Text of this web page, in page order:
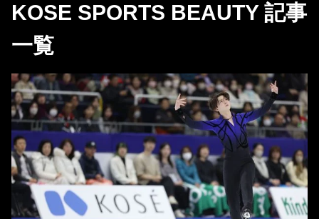
KOSE SPORTS BEAUTY 記事
一覧